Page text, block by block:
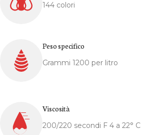
144 colori
Peso specifico
Grammi 1200 per litro
Viscosità
200/220 secondi F 4 a 22° C